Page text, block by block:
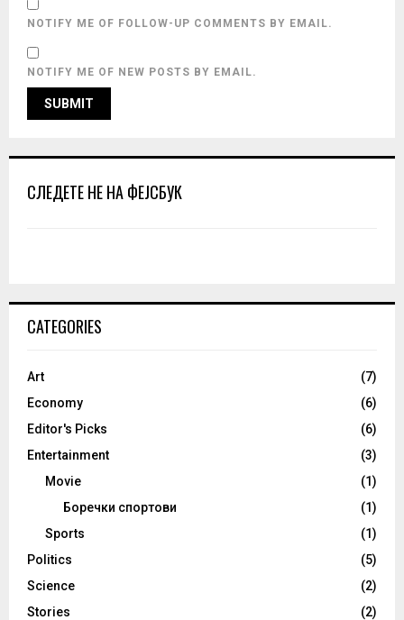
NOTIFY ME OF FOLLOW-UP COMMENTS BY EMAIL.
NOTIFY ME OF NEW POSTS BY EMAIL.
СЛЕДЕТЕ НЕ НА ФЕЈСБУК
CATEGORIES
Art
(7)
Economy
(6)
Editor's Picks
(6)
Entertainment
(3)
Movie
(1)
Боречки спортови
(1)
Sports
(1)
Politics
(5)
Science
(2)
Stories
(2)